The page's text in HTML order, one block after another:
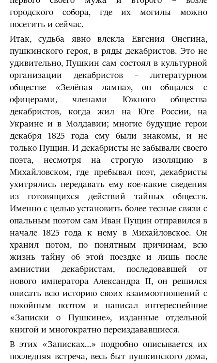
городского собора, где их могилы можно
посетить и сейчас.
Итак, судьба явно влекла Евгения Онегина,
пушкинского героя, в ряды декабристов. Это не
удивительно, Пушкин сам состоял в культурной
организации декабристов – литературном
обществе «Зелёная лампа», он общался с
офицерами, членами Южного общества
декабристов, когда жил на Юге России, на
Украине и в Молдавии; многие будущие герои
декабря 1825 года ему были знакомы, и не
только Пущин. И декабристы не забывали своего
поэта, несмотря на строгую изоляцию в
Михайловском, где пребывал поэт, декабристы
ухитрялись передавать ему кое-какие сведения
из готовящихся действий тайных обществ.
Именно с целью установить более тесные связи с
опальным поэтом сам Иван Пущин отправился в
начале 1825 года к нему в Михайловское. Он
хранил потом, по понятным причинам, всю
жизнь тайну об этой поездке и лишь после
амнистии декабристам, последовавшей от
нового императора Александра II, он решился
описать всю историю своих взаимоотношений с
покойным поэтом и написал интереснейшие
«Записки о Пушкине», изданные отдельной
книгой и многократно переиздававшиеся.
В этих «Записках…» подробно описывается их
последняя встреча, весь быт пушкинского дома,